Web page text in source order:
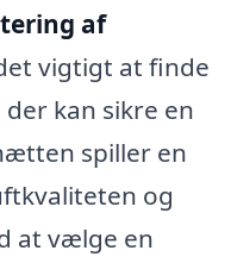
af
vigtigt at finde
kan sikre en
spiller en
og
at vælge en